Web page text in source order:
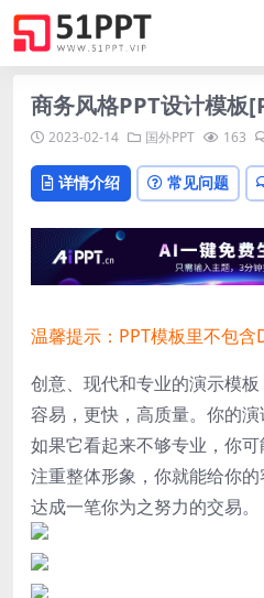
商务风格PPT设计模板
2023-02-14 国外PPT 163
详情介绍 常见问题
温馨提示：PPT模板里不包含
创意、现代和专业的演示模
容易，更快，高质量。 你的
如果它看起来不够专业，你可
注重整体形象，你就能给你
达成一笔你为之努力的交易。